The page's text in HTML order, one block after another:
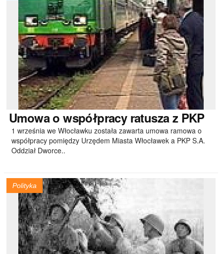
Umowao współpracy ratusza z PKP
1 września we Włocławku została zawarta umowa ramowa o
współpracy pomiędzy Urzędem Miasta Włocławek a PKP S.A.
Oddział Dworce..
Polityka